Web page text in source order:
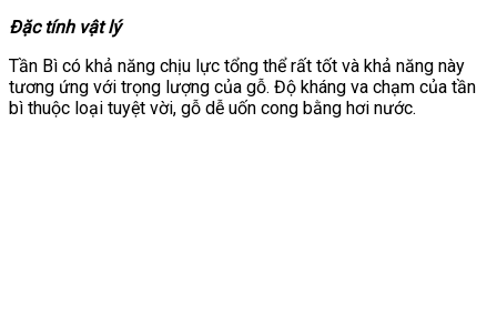
Đặc tính vật lý
Tần Bì có khả năng chịu lực tổng thể rất tốt và khả năng này
tương ứng với trọng lượng của gỗ. Độ kháng va chạm của tần
bì thuộc loại tuyệt vời, gỗ dễ uốn cong bằng hơi nước.